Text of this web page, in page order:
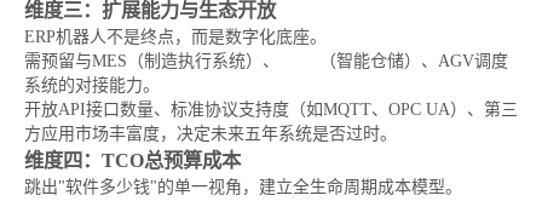
维度三：扩展能力与生态开放
ERP机器人不是终点，而是数字化底座。
需预留与MES（制造执行系统）、
（智能仓储）、AGV调度
系统的对接能力。
开放API接口数量、标准协议支持度（如MQTT、OPC UA）、第三
方应用市场丰富度，决定未来五年系统是否过时。
维度四：TCO总预算成本
跳出"软件多少钱"的单一视角，建立全生命周期成本模型。